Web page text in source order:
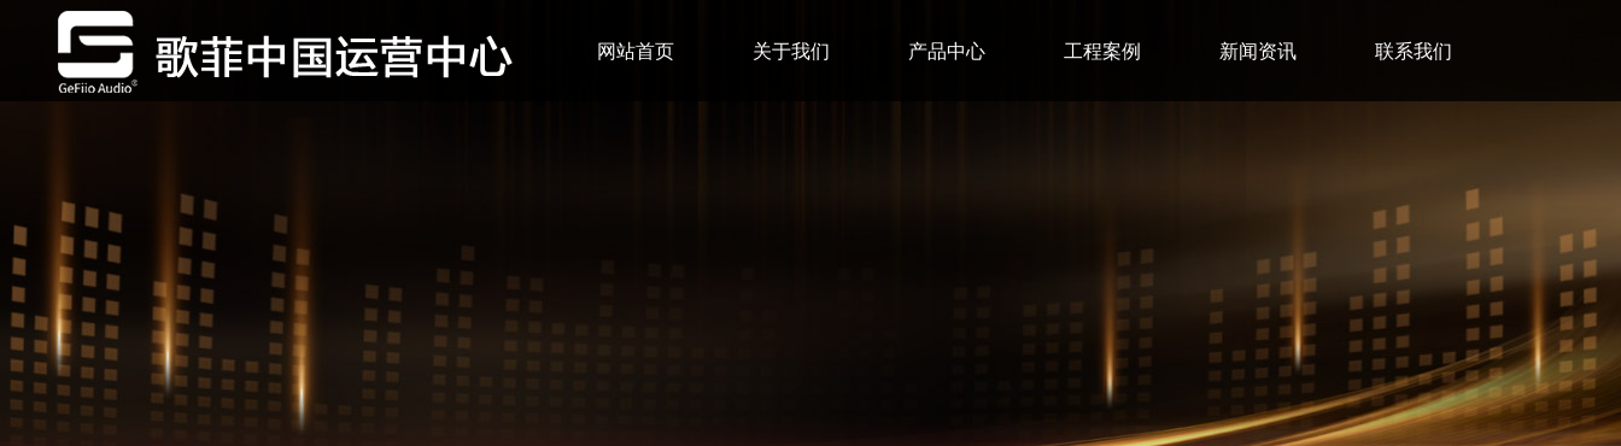
网站首页 关于我们 产品中心 工程案例 新闻资讯 联系我们